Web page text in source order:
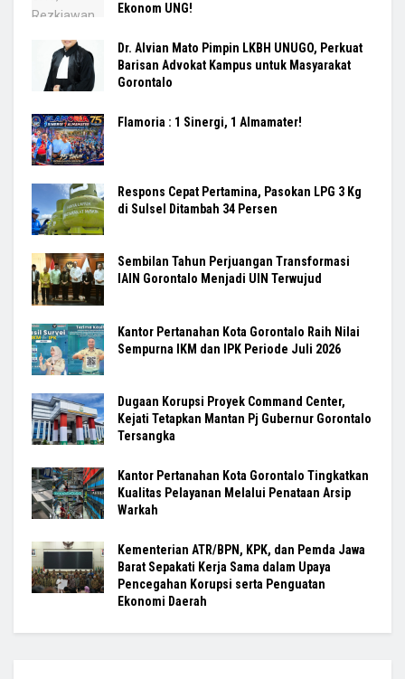
Ekonom UNG!
Dr. Alvian Mato Pimpin LKBH UNUGO, Perkuat
Barisan Advokat Kampus untuk Masyarakat
Gorontalo
Flamoria : 1 Sinergi, 1 Almamater!
Respons Cepat Pertamina, Pasokan LPG 3 Kg
di Sulsel Ditambah 34 Persen
Sembilan Tahun Perjuangan Transformasi
IAIN Gorontalo Menjadi UIN Terwujud
Kantor Pertanahan Kota Gorontalo Raih Nilai
Sempurna IKM dan IPK Periode Juli 2026
Dugaan Korupsi Proyek Command Center,
Kejati Tetapkan Mantan Pj Gubernur Gorontalo
Tersangka
Kantor Pertanahan Kota Gorontalo Tingkatkan
Kualitas Pelayanan Melalui Penataan Arsip
Warkah
Kementerian ATR/BPN, KPK, dan Pemda Jawa
Barat Sepakati Kerja Sama dalam Upaya
Pencegahan Korupsi serta Penguatan
Ekonomi Daerah